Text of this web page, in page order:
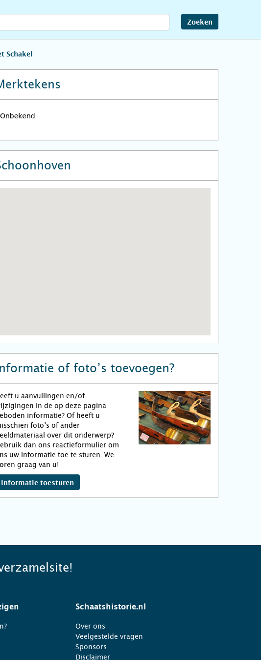
Zoeken
Schakel
Informatie of foto’s toevoegen?
u aanvullingen en/of
in de op deze pagina
informatie? Of heeft u
foto’s of ander
over dit onderwerp?
dan ons reactieformulier om
uw informatie toe te sturen. We
graag van u!
Informatie toesturen
Schaatshistorie.nl
Over ons
Veelgestelde vragen
Sponsors
Disclaimer